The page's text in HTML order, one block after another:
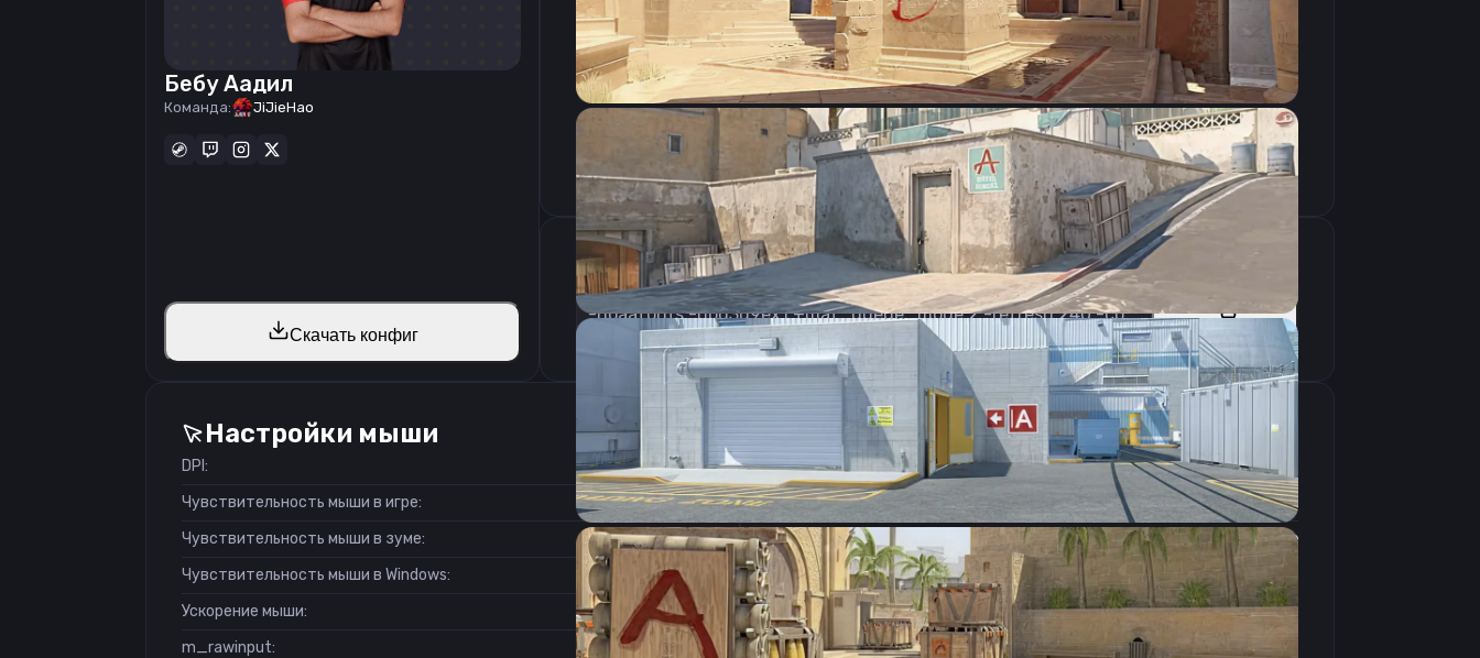
Бебу Аадил
Команда: JiJieHao
Скачать конфиг
CSGO-rzdmA-Tx9o4-GrBn8-c7sDN-CFCEB
Скопировать
Параметры запуска
-noaafonts -nod3d9ex1 +mat_queue_mode 2 -refresh 240 -console -tickrate 128 +cl_forcepreload 1 -novid -nojoy +zoom_sensitivity_ratio_mouse 1 -allow_third_party_software
Скопировать
Настройки мыши
DPI:
400
Чувствительность мыши в игре:
2.4
Чувствительность мыши в зуме:
1
Чувствительность мыши в Windows:
5/11
Ускорение мыши:
0
m_rawinput:
1
Настройки экрана
Разрешение
1024×768
Соотношение сторон
4:3
Формат изображения
Растянутое
Частота обновления